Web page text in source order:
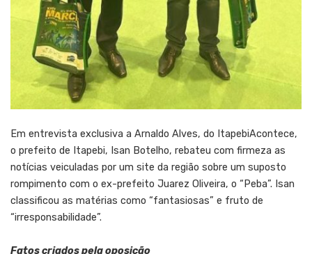
Em entrevista exclusiva a Arnaldo Alves, do ItapebiAcontece,
o prefeito de Itapebi, Isan Botelho, rebateu com firmeza as
notícias veiculadas por um site da região sobre um suposto
rompimento com o ex-prefeito Juarez Oliveira, o “Peba”. Isan
classificou as matérias como “fantasiosas” e fruto de
“irresponsabilidade”.
Fatos criados pela oposição